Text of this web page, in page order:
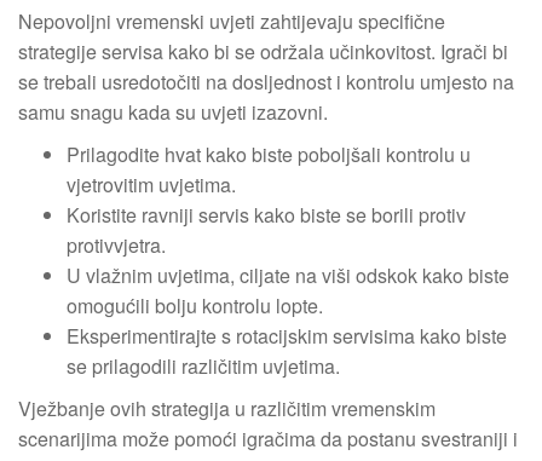
Nepovoljni vremenski uvjeti zahtijevaju specifične
strategije servisa kako bi se održala učinkovitost. Igrači bi
se trebali usredotočiti na dosljednost i kontrolu umjesto na
samu snagu kada su uvjeti izazovni.
Prilagodite hvat kako biste poboljšali kontrolu u
vjetrovitim uvjetima.
Koristite ravniji servis kako biste se borili protiv
protivvjetra.
U vlažnim uvjetima, ciljate na viši odskok kako biste
omogućili bolju kontrolu lopte.
Eksperimentirajte s rotacijskim servisima kako biste
se prilagodili različitim uvjetima.
Vježbanje ovih strategija u različitim vremenskim
scenarijima može pomoći igračima da postanu svestraniji i